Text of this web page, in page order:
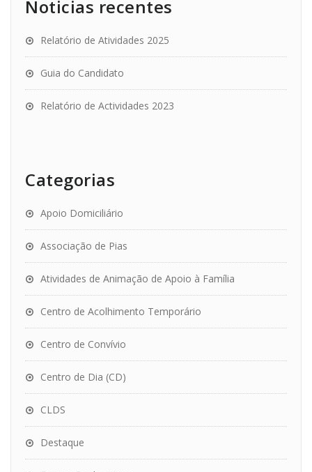
Noticias recentes
Relatório de Atividades 2025
Guia do Candidato
Relatório de Actividades 2023
Categorias
Apoio Domiciliário
Associação de Pias
Atividades de Animação de Apoio à Família
Centro de Acolhimento Temporário
Centro de Convívio
Centro de Dia (CD)
CLDS
Destaque